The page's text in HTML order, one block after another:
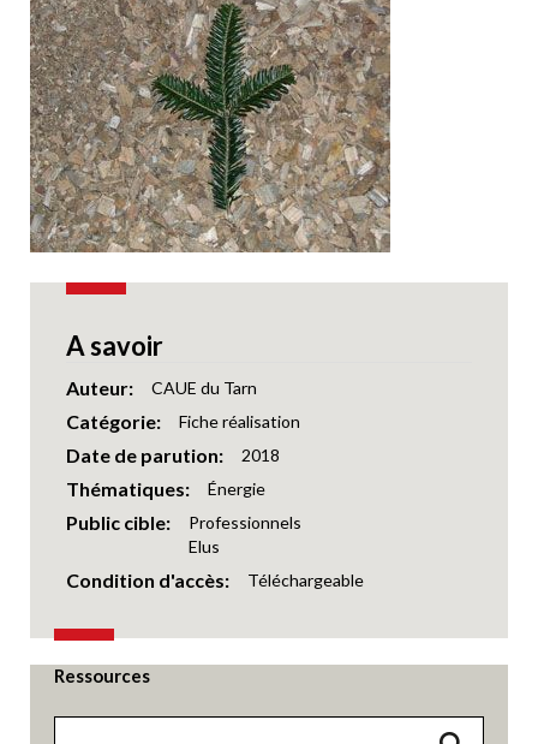
A savoir
Auteur CAUE du Tarn
Catégorie Fiche réalisation
Date de parution 2018
Thématiques Énergie
Public cible
Professionnels
Elus
Condition d'accès Téléchargeable
Ressources